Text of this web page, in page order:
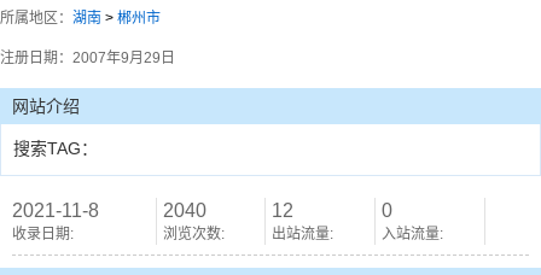
所属地区： 湖南 > 郴州市
注册日期： 2007年9月29日
网站介绍
搜索TAG：
2021-11-8
收录日期:
2040
浏览次数:
12
出站流量:
0
入站流量: